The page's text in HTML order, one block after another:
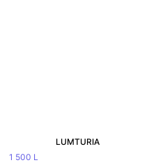
LUMTURIA
1 500 L